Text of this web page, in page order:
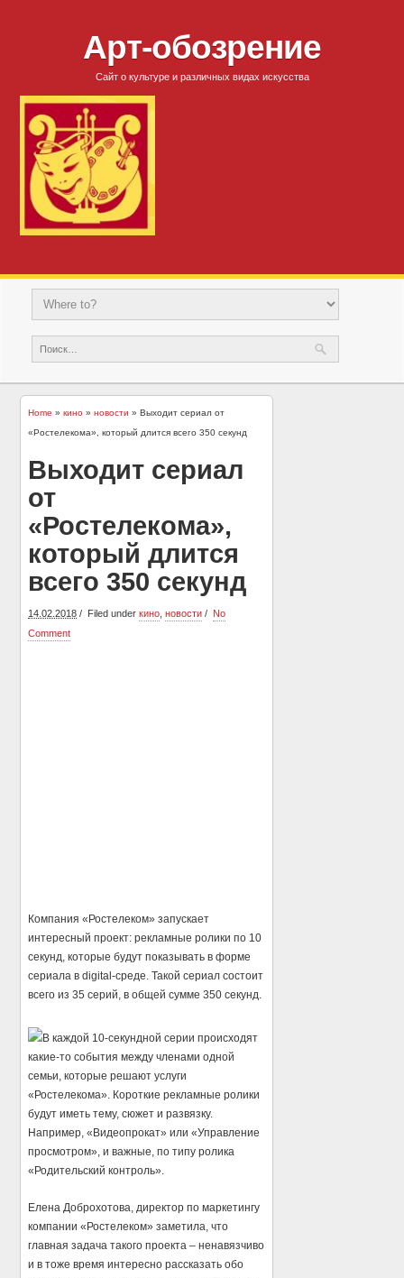
Арт-обозрение
Сайт о культуре и различных видах искусства
Home »кино »новости » Выходит сериал от
«Ростелекома», который длится всего 350 секунд
Выходит сериал
от
«Ростелекома»,
который длится
всего 350 секунд
14.02.2018 Filed underкино ,новости
No
Comment
Компания «Ростелеком» запускает
интересный проект: рекламные ролики по 10
секунд, которые будут показывать в форме
сериала в digital-среде. Такой сериал состоит
всего из 35 серий, в общей сумме 350 секунд.
В каждой 10-секундной серии происходят
какие-то события между членами одной
семьи, которые решают услуги
«Ростелекома». Короткие рекламные ролики
будут иметь тему, сюжет и развязку.
Например, «Видеопрокат» или «Управление
просмотром», и важные, по типу ролика
«Родительский контроль».
Елена Доброхотова, директор по маркетингу
компании «Ростелеком» заметила, что
главная задача такого проекта – ненавязчиво
и в тоже время интересно рассказать обо